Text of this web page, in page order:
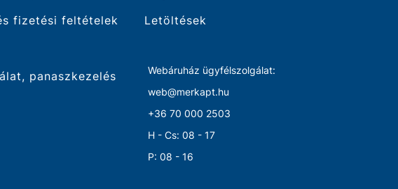
fizetési feltételek
panaszkezelés
Letöltések
Webáruház ügyfélszolgálat:
web@merkapt.hu
+36 70 000 2503
H - Cs: 08 - 17
P: 08 - 16